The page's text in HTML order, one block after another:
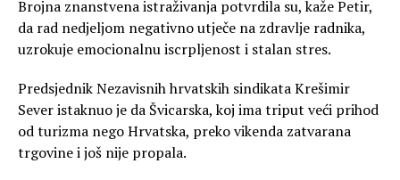
Brojna znanstvena istraživanja potvrdila su, kaže Petir,
da rad nedjeljom negativno utječe na zdravlje radnika,
uzrokuje emocionalnu iscrpljenost i stalan stres.
Predsjednik Nezavisnih hrvatskih sindikata Krešimir
Sever istaknuo je da Švicarska, koj ima triput veći prihod
od turizma nego Hrvatska, preko vikenda zatvarana
trgovine i još nije propala.